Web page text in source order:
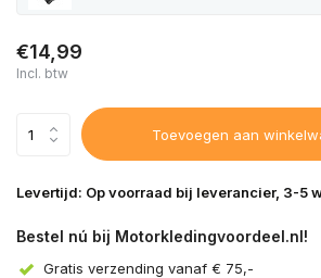
€14,99
Incl. btw
Toevoegen aan
Levertijd: Op voorraad bij leverancier, 3-5
Bestel nú bij Motorkledingvoordeel.nl!
Gratis verzending vanaf € 75,-